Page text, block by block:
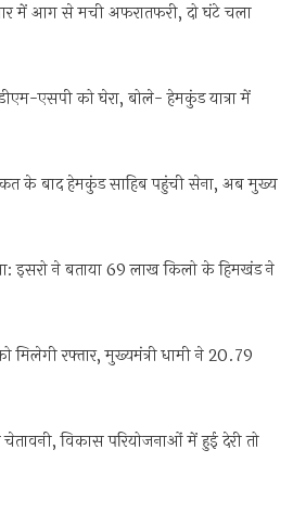
में आग से मची अफरातफरी, दो घंटे चला
डीएम-एसपी को घेरा, बोले- हेमकुंड यात्रा में
के बाद हेमकुंड साहिब पहुंची सेना, अब मुख्य
इसरो ने बताया 69 लाख किलो के हिमखंड ने
मिलेगी रफ्तार, मुख्यमंत्री धामी ने 20.79
विकास परियोजनाओं में हुई देरी तो